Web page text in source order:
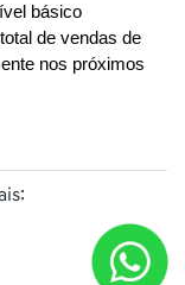
básico
de vendas de
nos próximos